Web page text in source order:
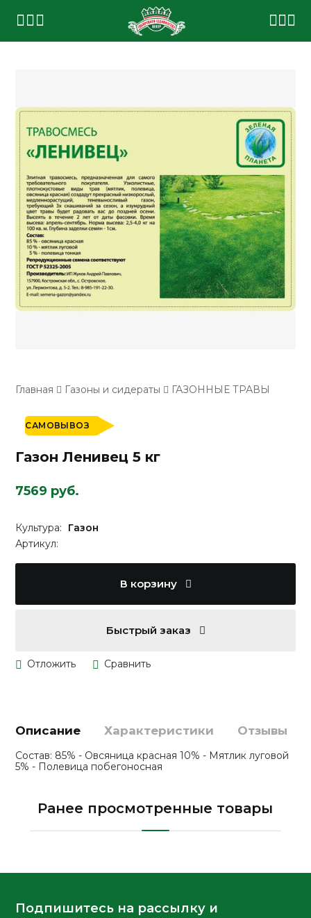
Главная Газоны и сидераты ГАЗОННЫЕ ТРАВЫ
САМОВЫВОЗ
Газон Ленивец 5 кг
7569 руб.
Культура:
Газон
Артикул:
В корзину
Быстрый заказ
Описание Характеристики Отзывы
Состав: 85% - Овсяница красная 10% - Мятлик луговой
5% - Полевица побегоносная
Ранее просмотренные товары
Подпишитесь на рассылку и